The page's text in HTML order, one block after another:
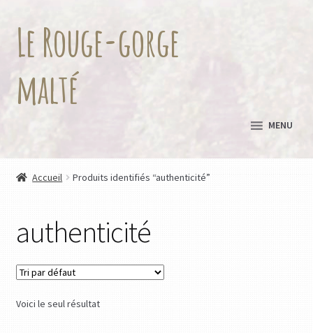
Aller
à
la
navigation
Aller
au
contenu
Le Rouge-gorge
malté
MENU
Accueil Produits identifiés “authenticité”
authenticité
Voici le seul résultat